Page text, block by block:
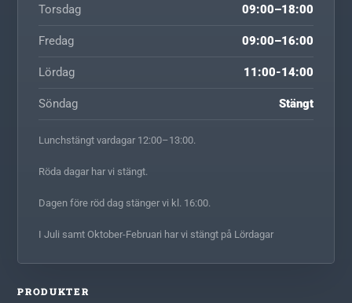
PRODUKTER
Torsdag 09:00–18:00
Fredag 09:00–16:00
Lördag 11:00-14:00
Söndag Stängt
Lunchstängt vardagar 12:00–13:00.
Röda dagar har vi stängt.
Dagen före röd dag stänger vi kl. 16:00.
I Juli samt Oktober-Februari har vi stängt på Lördagar